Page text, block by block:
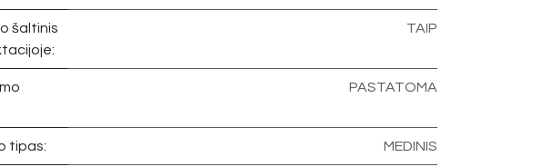
šaltinis
TAIP
PASTATOMA
tipas: MEDINIS